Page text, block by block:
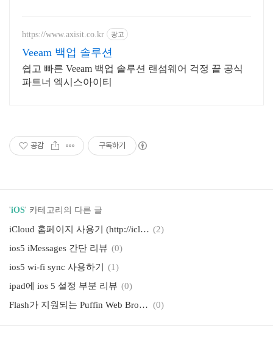
https://www.axisit.co.kr 광고
Veeam 백업 솔루션
쉽고 빠른 Veeam 백업 솔루션 랜섬웨어 걱정 끝 공식
파트너 엑시스아이티
공감 구독하기
'iOS' 카테고리의 다른 글
iCloud 홈페이지 사용기 (http://icloud.com) (2)
ios5 iMessages 간단 리뷰 (0)
ios5 wi-fi sync 사용하기
(1)
ipad에 ios 5 설정 부분 리뷰 (0)
Flash가 지원되는 Puffin Web Browser (0)